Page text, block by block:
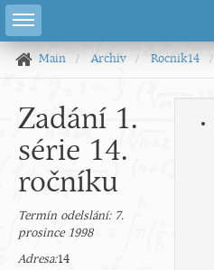
Main Archiv Rocnik14
Zadání 1.
série 14.
ročníku
Termín odelslání: 7.
prosince 1998
Adresa:14